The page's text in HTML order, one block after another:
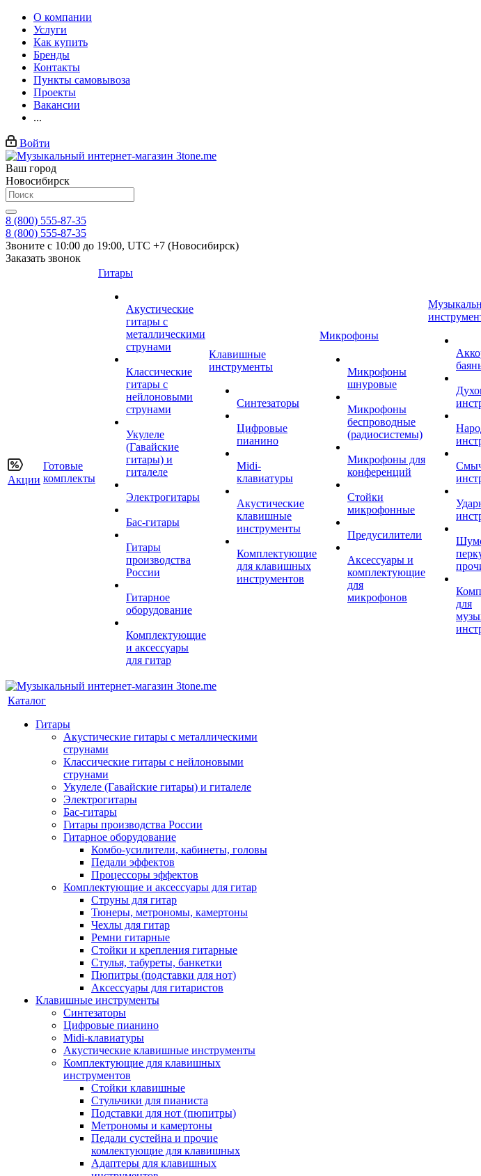
О компании
Услуги
Как купить
Бренды
Контакты
Пункты самовывоза
Проекты
Вакансии
...
Войти
Ваш город
Новосибирск
8 (800) 555-87-35
8 (800) 555-87-35
Звоните с 10:00 до 19:00, UTC +7 (Новосибирск)
Заказать звонок
Акции
Готовые
комплекты
Гитары
Акустические
гитары с
металлическими
струнами
Классические
гитары с
нейлоновыми
струнами
Укулеле
(Гавайские
гитары) и
гиталеле
Электрогитары
Бас-гитары
Гитары
производства
России
Гитарное
оборудование
Комплектующие
и аксессуары
для гитар
Клавишные
инструменты
Синтезаторы
Цифровые
пианино
Midi-
клавиатуры
Акустические
клавишные
инструменты
Комплектующие
для клавишных
инструментов
Микрофоны
Микрофоны
шнуровые
Микрофоны
беспроводные
(радиосистемы)
Микрофоны для
конференций
Стойки
микрофонные
Предусилители
Аксессуары и
комплектующие
для
микрофонов
для
Каталог
Гитары
Акустические гитары с металлическими
струнами
Классические гитары с нейлоновыми
струнами
Укулеле (Гавайские гитары) и гиталеле
Электрогитары
Бас-гитары
Гитары производства России
Гитарное оборудование
Комбо-усилители, кабинеты, головы
Педали эффектов
Процессоры эффектов
Комплектующие и аксессуары для гитар
Струны для гитар
Тюнеры, метрономы, камертоны
Чехлы для гитар
Ремни гитарные
Стойки и крепления гитарные
Стулья, табуреты, банкетки
Пюпитры (подставки для нот)
Аксессуары для гитаристов
Клавишные инструменты
Синтезаторы
Цифровые пианино
Midi-клавиатуры
Акустические клавишные инструменты
Комплектующие для клавишных
инструментов
Стойки клавишные
Стульчики для пианиста
Подставки для нот (пюпитры)
Метрономы и камертоны
Педали сустейна и прочие
комлектующие для клавишных
Адаптеры для клавишных